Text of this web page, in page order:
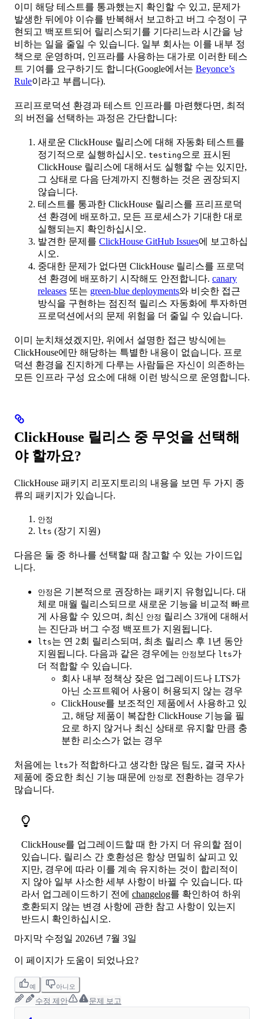
이미 해당 테스트를 통과했는지 확인할 수 있고, 문제가
발생한 뒤에야 이슈를 반복해서 보고하고 버그 수정이 구
현되고 백포트되어 릴리스되기를 기다리느라 시간을 낭
비하는 일을 줄일 수 있습니다. 일부 회사는 이를 내부 정
책으로 운영하며, 인프라를 사용하는 대가로 이러한 테스
트 기여를 요구하기도 합니다(Google에서는 Beyonce’s
Rule이라고 부릅니다).
프리프로덕션 환경과 테스트 인프라를 마련했다면, 최적
의 버전을 선택하는 과정은 간단합니다:
새로운 ClickHouse 릴리스에 대해 자동화 테스트를
정기적으로 실행하십시오. testing 으로 표시된
ClickHouse 릴리스에 대해서도 실행할 수는 있지만,
그 상태로 다음 단계까지 진행하는 것은 권장되지
않습니다.
테스트를 통과한 ClickHouse 릴리스를 프리프로덕
션 환경에 배포하고, 모든 프로세스가 기대한 대로
실행되는지 확인하십시오.
발견한 문제를 ClickHouse GitHub Issues에 보고하십
시오.
중대한 문제가 없다면 ClickHouse 릴리스를 프로덕
션 환경에 배포하기 시작해도 안전합니다. canary
releases 또는 green-blue deployments와 비슷한 접근
방식을 구현하는 점진적 릴리스 자동화에 투자하면
프로덕션에서의 문제 위험을 더 줄일 수 있습니다.
이미 눈치채셨겠지만, 위에서 설명한 접근 방식에는
ClickHouse에만 해당하는 특별한 내용이 없습니다. 프로
덕션 환경을 진지하게 다루는 사람들은 자신이 의존하는
모든 인프라 구성 요소에 대해 이런 방식으로 운영합니다.
ClickHouse 릴리스 중 무엇을 선택해
야 할까요?
ClickHouse 패키지 리포지토리의 내용을 보면 두 가지 종
류의 패키지가 있습니다.
안정
lts (장기 지원)
다음은 둘 중 하나를 선택할 때 참고할 수 있는 가이드입
니다.
안정 은 기본적으로 권장하는 패키지 유형입니다. 대
체로 매월 릴리스되므로 새로운 기능을 비교적 빠르
게 사용할 수 있으며, 최신 안정 릴리스 3개에 대해서
는 진단과 버그 수정 백포트가 지원됩니다.
lts는 연 2회 릴리스되며, 최초 릴리스 후 1년 동안
지원됩니다. 다음과 같은 경우에는 안정 보다 lts가
더 적합할 수 있습니다.
회사 내부 정책상 잦은 업그레이드나 LTS가
아닌 소프트웨어 사용이 허용되지 않는 경우
ClickHouse를 보조적인 제품에서 사용하고 있
고, 해당 제품이 복잡한 ClickHouse 기능을 필
요로 하지 않거나 최신 상태로 유지할 만큼 충
분한 리소스가 없는 경우
처음에는 lts가 적합하다고 생각한 많은 팀도, 결국 자사
제품에 중요한 최신 기능 때문에
안정 로 전환하는 경우가
많습니다.
ClickHouse를 업그레이드할 때 한 가지 더 유의할 점이
있습니다. 릴리스 간 호환성은 항상 면밀히 살피고 있
지만, 경우에 따라 이를 계속 유지하는 것이 합리적이
지 않아 일부 사소한 세부 사항이 바뀔 수 있습니다. 따
라서 업그레이드하기 전에 changelog를 확인하여 하위
호환되지 않는 변경 사항에 관한 참고 사항이 있는지
반드시 확인하십시오.
마지막 수정일 2026년 7월 3일
이 페이지가 도움이 되었나요?
예 아니오
수정 제안 문제 보고